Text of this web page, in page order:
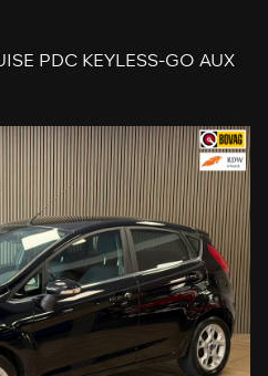
PDC KEYLESS-GO AUX